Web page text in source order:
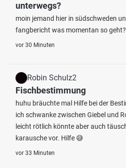
unterwegs?
moin jemand hier in südschweden
fangbericht was momentan so
vor 30 Minuten
Robin Schulz2
Fischbestimmung
huhu bräuchte mal Hilfe bei der
ich schwanke zwischen Giebel und
leicht rötlich könnte aber auch
karausche vor. Hilfe 😅
vor 33 Minuten